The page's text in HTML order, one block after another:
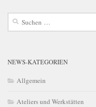
Suchen
NEWS-KATEGORIEN
Allgemein
Ateliers und Werkstätten